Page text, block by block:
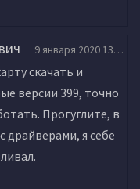
9 января 2020 13:22
скачать и
версии 399, точно
Прогуглите, в
драйверами, я себе